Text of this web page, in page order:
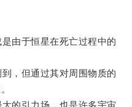
由于恒星在死亡过程中的
，但通过其对周围物质的